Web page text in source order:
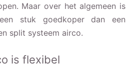
Maar over het algemeen is
stuk goedkoper dan een
split systeem airco.
is flexibel